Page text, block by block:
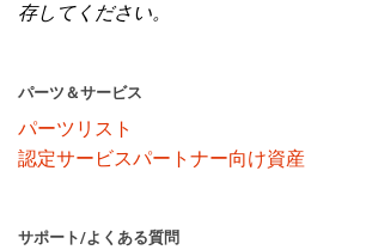
存してください。
パーツ＆サービス
パーツリスト
認定サービスパートナー向け資産
サポート/よくある質問